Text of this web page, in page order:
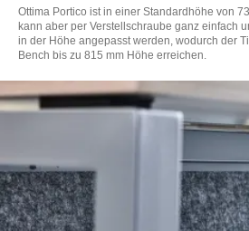
Ottima Portico ist in einer Standardhöhe von
kann aber per Verstellschraube ganz einfach
in der Höhe angepasst werden, wodurch der
Bench bis zu 815 mm Höhe erreichen.